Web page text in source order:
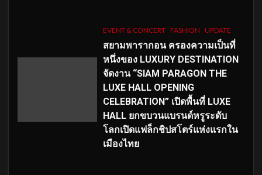
EVENT & CONCERT FASHION UPDATE
สยามพารากอน ครองความเป็นที่
หนึ่งของ LUXURY DESTINATION
จัดงาน “SIAM PARAGON THE
LUXE HALL OPENING
CELEBRATION” เปิดพื้นที่ LUXE
HALL ยกขบวนแบรนด์หรูระดับ
โลกเปิดแฟล็กชิปสโตร์แห่งแรกใน
เมืองไทย